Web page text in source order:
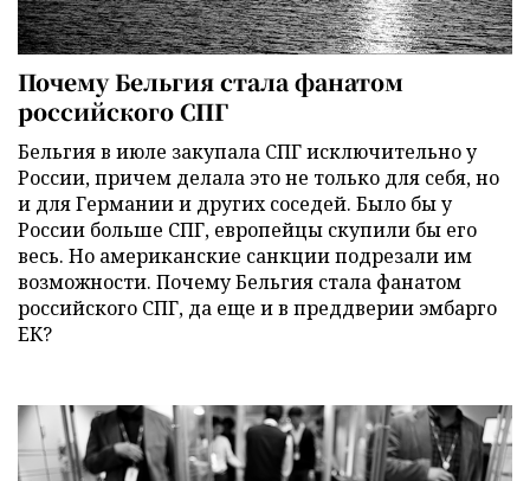
Почему Бельгия стала фанатом
российского СПГ
Бельгия в июле закупала СПГ исключительно у
России, причем делала это не только для себя, но
и для Германии и других соседей. Было бы у
России больше СПГ, европейцы скупили бы его
весь. Но американские санкции подрезали им
возможности. Почему Бельгия стала фанатом
российского СПГ, да еще и в преддверии эмбарго
ЕК?